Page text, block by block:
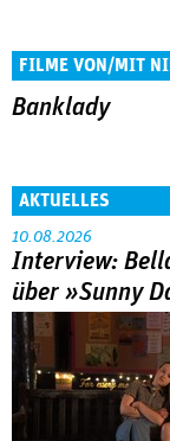
FILME VON/MIT
Banklady
AKTUELLES
10.08.2026
Interview:
über »Sunny